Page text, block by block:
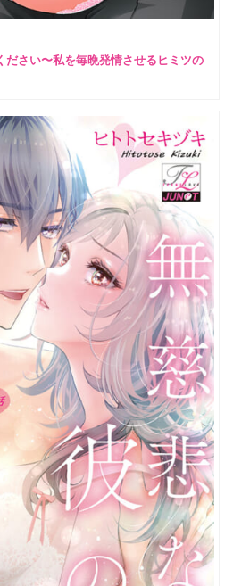
さい〜私を毎晩発情させるヒミツの